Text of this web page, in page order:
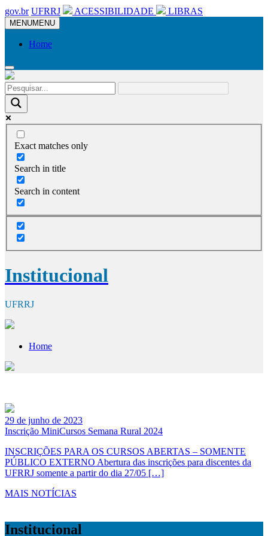
gov.br UFRRJ ACESSIBILIDADE LIBRAS
MENUMENU
Home
Exact matches only
Search in title
Search in content
Institucional
UFRRJ
Home
29 de junho de 2023
Inscrição MiniCursos Semana Rural 2024
INSCRIÇÕES PARA OS CURSOS ABERTAS – SOMENTE
PÚBLICO EXTERNO Abertura das inscrições para discentes da
UFRRJ somente a partir do dia 27/05 […]
MAIS NOTÍCIAS
Institucional